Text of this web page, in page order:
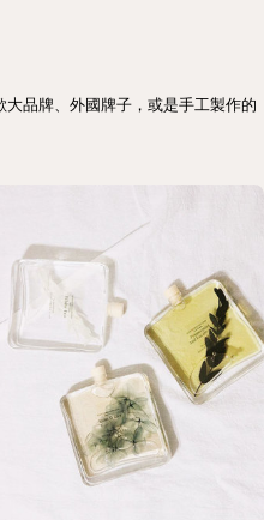
品牌、外國牌子，或是手工製作的